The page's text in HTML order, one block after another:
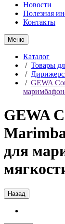
Новости
Полезная
Контакты
Меню
Каталог
/ Товары
/
/ GEWA
GEWA
для
Назад